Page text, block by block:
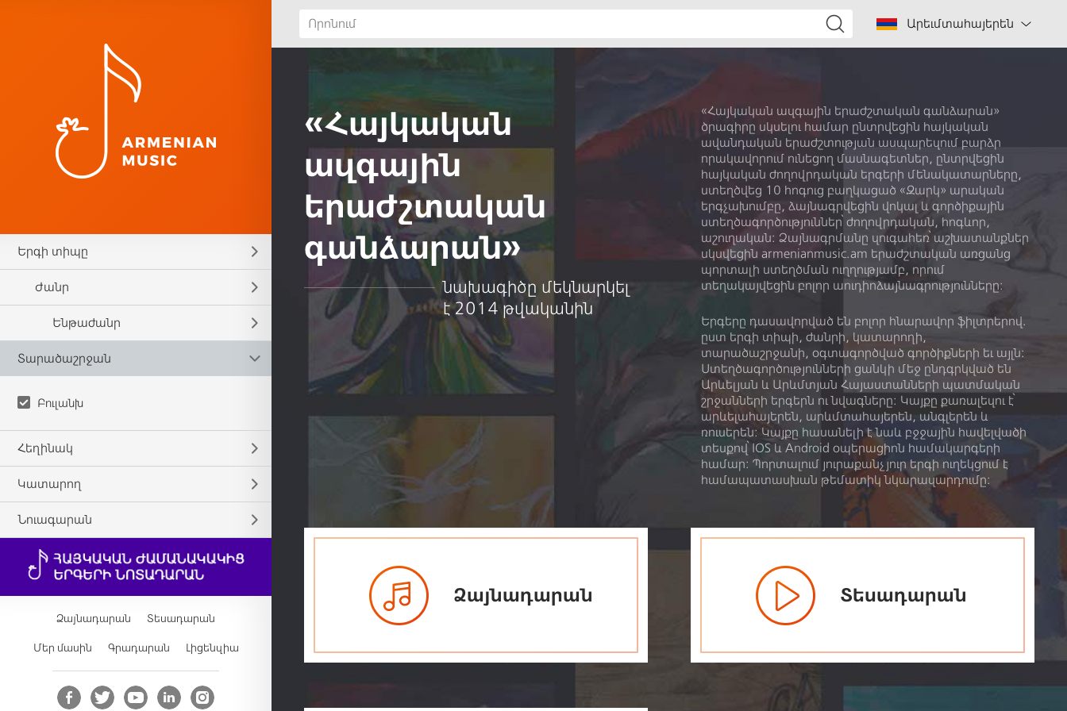
Երգի տիպը
Ժանր
Ենթաժանր
Տարածաշրջան
Բուլանխ
Հեղինակ
Կատարող
Նուագարան
Ձայնադարան Տեսադարան
Մեր մասին Գրադարան Լիցենզիա
«Հայկական
ազգային
երաժշտական
գանձարան»
նախագիծը մեկնարկել
է 2014 թվականին
«Հայկական ազգային երաժշտական գանձարան»
ծրագիրը սկսելու համար ընտրվեցին հայկական
ավանդական երաժշտության ասպարեզում բարձր
որակավորում ունեցող մասնագետներ, ընտրվեցին
հայկական ժողովրդական երգերի մենակատարները,
ստեղծվեց 10 հոգուց բաղկացած «Զարկ» արական
երգչախումբը, ձայնագրվեցին վոկալ և գործիքային
ստեղծագործություններ՝ ժողովրդական, հոգևոր,
աշուղական: Ձայնագրմանը զուգահեռ՝ աշխատանքներ
սկսվեցին armenianmusic.am երաժշտական առցանց
պորտալի ստեղծման ուղղությամբ, որում
տեղակայվեցին բոլոր աուդիոձայնագրությունները:
Երգերը դասավորված են բոլոր հնարավոր ֆիլտրերով.
ըստ երգի տիպի, ժանրի, կատարողի,
տարածաշրջանի, օգտագործված գործիքների եւ այլն:
Ստեղծագործությունների ցանկի մեջ ընդգրկված են
Արևելյան և Արևմտյան Հայաստանների պատմական
շրջանների երգերն ու նվագները: Կայքը քառալեզու է՝
արևելահայերեն, արևմտահայերեն, անգլերեն և
ռուսերեն։ Կայքը հասանելի է նաև բջջային հավելվածի
տեսքով՝ IOS և Android օպերացիոն համակարգերի
համար: Պորտալում յուրաքանչյուր երգի ուղեկցում է
համապատասխան թեմատիկ նկարազարդումը:
Ձայնադարան Տեսադարան
Արեւմտահայերեն